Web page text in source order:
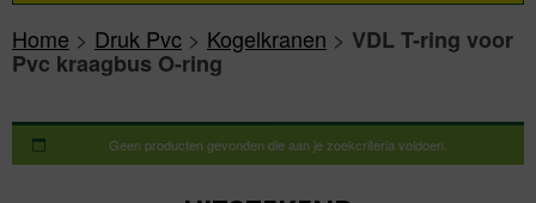
Home > Druk Pvc > Kogelkranen > VDL T-ring voor
Pvc kraagbus O-ring
Geen producten gevonden die aan je zoekcriteria voldoen.